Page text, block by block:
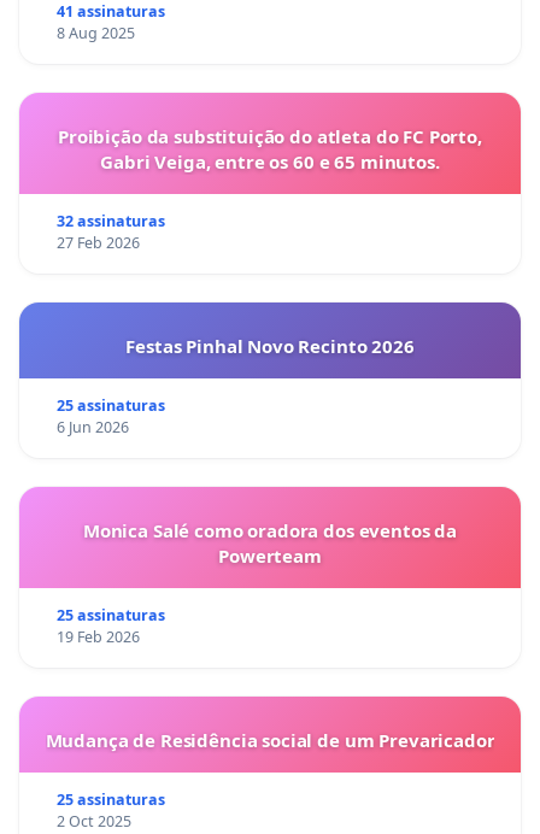
41 assinaturas
8 Aug 2025
Proibição da substituição do atleta do FC Porto,
Gabri Veiga, entre os 60 e 65 minutos.
32 assinaturas
27 Feb 2026
Festas Pinhal Novo Recinto 2026
25 assinaturas
6 Jun 2026
Monica Salé como oradora dos eventos da
Powerteam
25 assinaturas
19 Feb 2026
Mudança de Residência social de um Prevaricador
25 assinaturas
2 Oct 2025